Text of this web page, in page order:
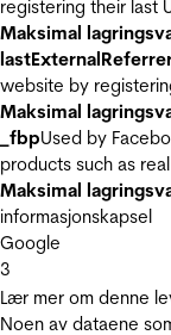
registering their last
Maksimal
website by
Maksimal
_fbpUsed by
products such as
Maksimal
informasjonskapsel
Google
3
Lær mer om denne
Noen av dataene